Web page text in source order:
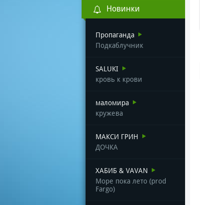
Новинки
Пропаганда
Подкаблучник
SALUKI
кровь к крови
маломира
кружева
МАКСИ ГРИН
ДОЧКА
ХАБИБ & VAVAN
Море пока лето (prod
Fargo)